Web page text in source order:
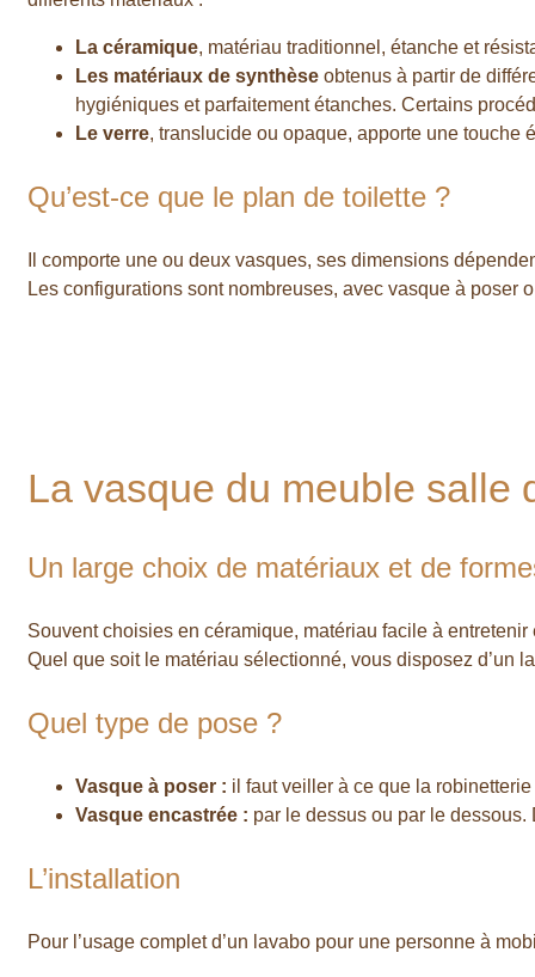
La céramique, matériau traditionnel, étanche et
Les matériaux de synthèse obtenus à partir de
hygiéniques et parfaitement étanches. Certains
Le verre, translucide ou opaque, apporte une touche
Qu’est-ce que le plan de toilette ?
Il comporte une ou deux vasques, ses dimensions
Les configurations sont nombreuses, avec vasque à poser
La vasque du meuble salle
Un large choix de matériaux et de
Souvent choisies en céramique, matériau facile à
Quel que soit le matériau sélectionné, vous disposez d’un
Quel type de pose ?
Vasque à poser : il faut veiller à ce que la
Vasque encastrée : par le dessus ou par le
L’installation
Pour l’usage complet d’un lavabo pour une personne à